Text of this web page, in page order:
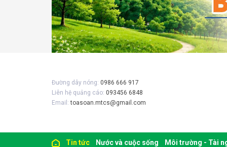
Đường dây nóng: 0986 666 917
Liên hệ quảng cáo: 093456 6848
Email:toasoan.mtcs@gmail.com
Tin tức Nước và cuộc sống Môi trường - Tài